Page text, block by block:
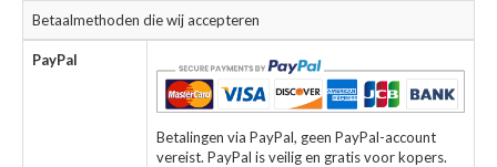
Betaalmethoden die wij accepteren
PayPal
Betalingen via PayPal, geen PayPal-account
vereist. PayPal is veilig en gratis voor kopers.